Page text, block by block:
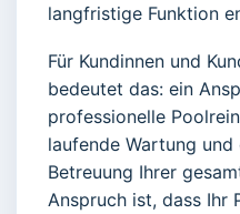
langfristige Funktion
Für Kundinnen und
bedeutet das: ein
professionelle
laufende Wartung
Betreuung Ihrer
Anspruch ist, dass Ihr